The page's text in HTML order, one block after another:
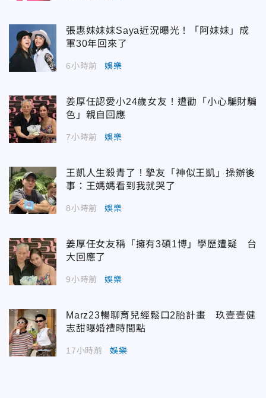
張惠妹妹妹Saya近況曝光！「阿妹妹」成
軍30年回來了
6小時前 娛樂
姜厚任認愛小24歲女友！遭勸「小心騙財騙
色」親自回應
7小時前 娛樂
王凱人生殺青了！摯友「神似王凱」操辦後
事：王媽媽看到我就哭了
8小時前 娛樂
姜厚任女友稱「擁有3碩1博」學歷遭疑 台
大回應了
9小時前 娛樂
Marz23暢聊育兒經鬆口2胎計畫 玖壹壹健
志甜曝婚禮時間點
17小時前 娛樂